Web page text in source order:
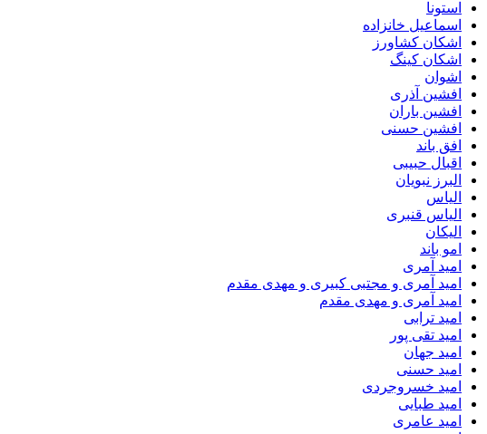
استونا
اسماعیل خانزاده
اشکان کشاورز
اشکان کینگ
اشوان
افشین آذری
افشین باران
افشین حسنی
افق باند
اقبال حبیبی
البرز نبویان
الیاس
الیاس قنبرى
الیکان
امو باند
امید آمری
امید آمری و مجتبی کبیری و مهدى مقدم
امید آمری و مهدی مقدم
امید ترابی
امید تقی پور
امید جهان
امید حسنی
امید خسروجردی
امید طبایی
امید عامری